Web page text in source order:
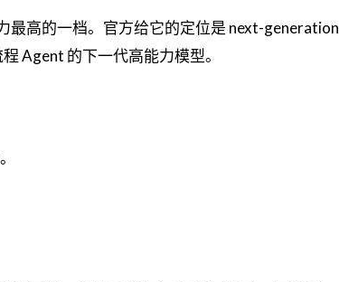
最高的一档。官方给它的定位是 next-generation
Agent 的下一代高能力模型。